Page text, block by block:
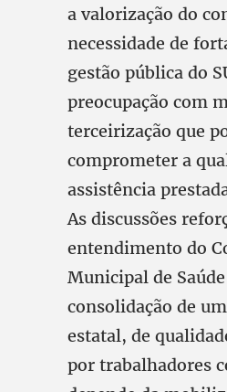
a valorização do
necessidade de
gestão pública do
preocupação com
terceirização que
comprometer a
assistência
As discussões
entendimento do
Municipal de
consolidação de
estatal, de
por trabalhadores